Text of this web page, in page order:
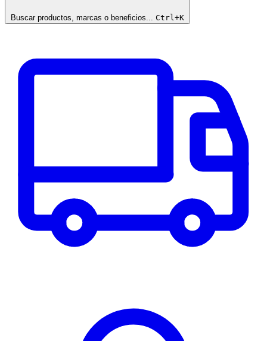
Buscar productos, marcas o beneficios... Ctrl+K